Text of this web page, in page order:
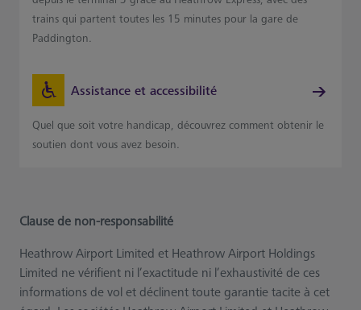
trains qui partent toutes les 15 minutes pour la gare de
Paddington.
Assistance et accessibilité
Quel que soit votre handicap, découvrez comment obtenir le
soutien dont vous avez besoin.
Clause de non-responsabilité
Heathrow Airport Limited et Heathrow Airport Holdings
Limited ne vérifient ni l’exactitude ni l’exhaustivité de ces
informations de vol et déclinent toute garantie tacite à cet